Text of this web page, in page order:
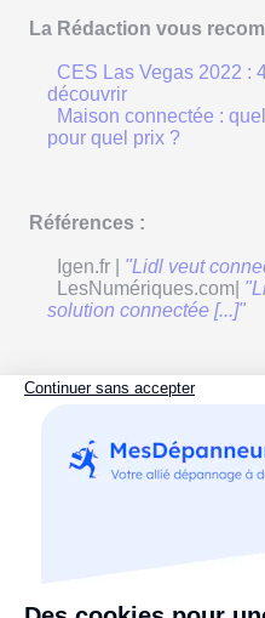
La Rédaction vous
CES Las Vegas 2022 :
découvrir
Maison connectée :
pour quel prix ?
Références :
Igen.fr | "Lidl veut
LesNumériques.com|
solution connectée [...]"
actualité
maison connectée